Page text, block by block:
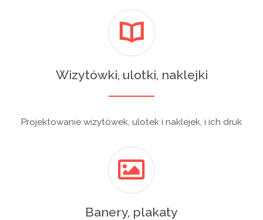
Wizytówki, ulotki, naklejki
Projektowanie wizytówek, ulotek i naklejek, i ich druk
Banery, plakaty